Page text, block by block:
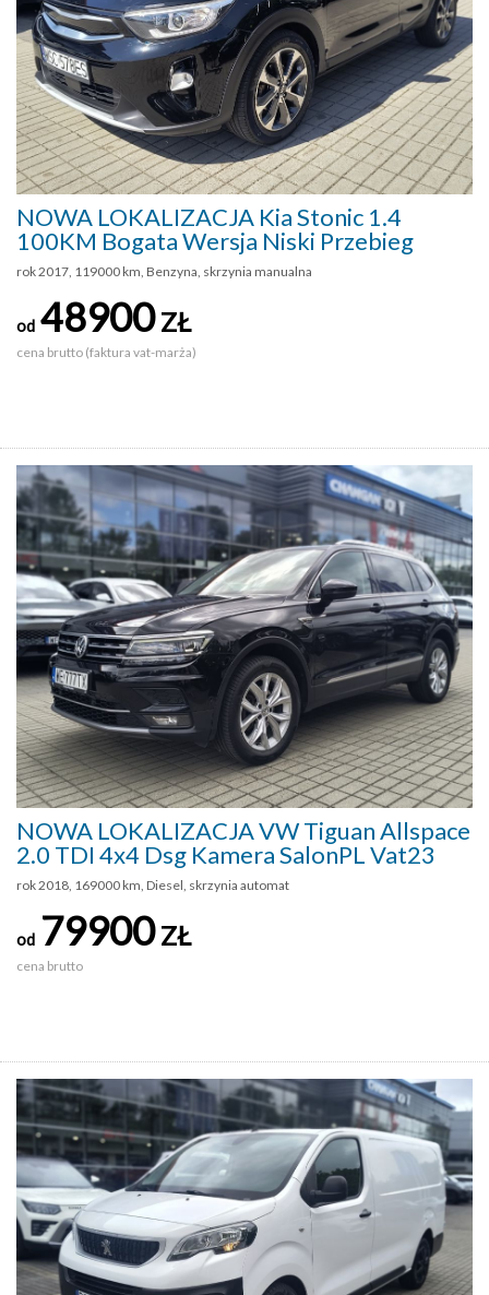
NOWA LOKALIZACJA Kia Stonic 1.4
100KM Bogata Wersja Niski Przebieg
rok 2017, 119000 km, Benzyna, skrzynia manualna
od 48900ZŁ
cena brutto (faktura vat-marża)
NOWA LOKALIZACJA VW Tiguan Allspace
2.0 TDI 4x4 Dsg Kamera SalonPL Vat23
rok 2018, 169000 km, Diesel, skrzynia automat
od 79900ZŁ
cena brutto